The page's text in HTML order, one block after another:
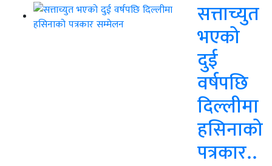
सत्ताच्युत
भएको
दुई
वर्षपछि
दिल्लीमा
हसिनाको
पत्रकार..